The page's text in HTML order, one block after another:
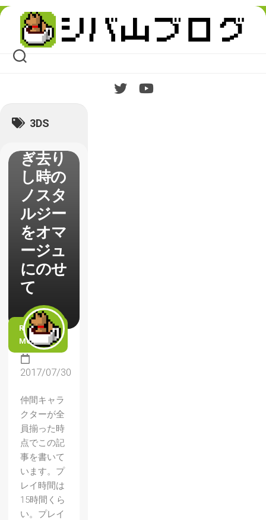
Skip
content
3DS
【ドラ
ゴンク
エスト
11】
ンプレ
ッショ
ぎ去り
し時の
ノスタ
ルジー
をオマ
ージュ
にのせ
て
READ
MORE
2017/07/30
仲間キャラ
クターが全
員揃った時
点でこの記
事を書いて
います。プ
レイ時間は
15時間くら
い。プレイ